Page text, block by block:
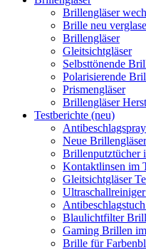
Brillengläser
Brille neu
Brillengläser
Gleitsichtgläser
Selbsttönende
Polarisierende
Prismengläser
Brillengläser
Testberichte (neu)
Neue
Brillenputztücher
Kontaktlinsen im
Gleitsichtgläser
Blaulichtfilter
Gaming Brillen
Brille für